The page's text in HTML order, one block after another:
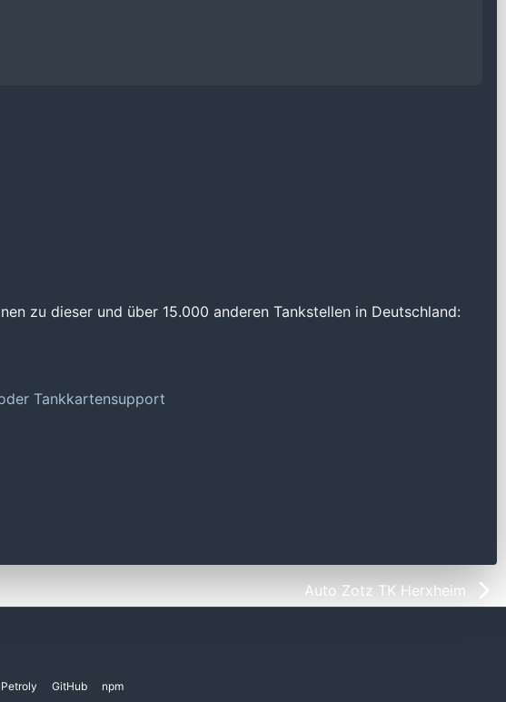
zu dieser und über 15.000 anderen Tankstellen in Deutschland:
Tankkartensupport
Auto Zotz TK Herxheim
Petroly GitHub npm